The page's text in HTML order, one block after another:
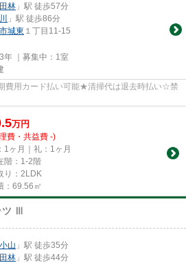
林 」駅 徒歩57分
」駅 徒歩86分
城東 １丁目11-15
｜募集中： 1室
用カード払い可能★清掃代は退去時払い☆禁
万円
費・共益費 -)
1ヶ月｜礼：1ヶ月
階：1-2階
り：2LDK
：69.56㎡
ツ Ⅲ
小山 」駅 徒歩35分
林 」駅 徒歩44分